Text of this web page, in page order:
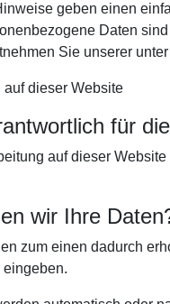
geben einen
Daten
Sie unserer
auf dieser Website
für
auf dieser
wir Ihre
zum einen dadurch
eingeben.